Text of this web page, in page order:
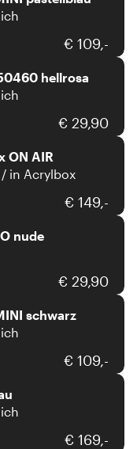
€ 109,-
HELL
hellrosa
€ 29,90
Locomocean
ON AIR
in Acrylbox
€ 149,-
Design Letters
nude
€ 29,90
Smeg
schwarz
€ 109,-
Smeg
€ 169,-
Locomocean